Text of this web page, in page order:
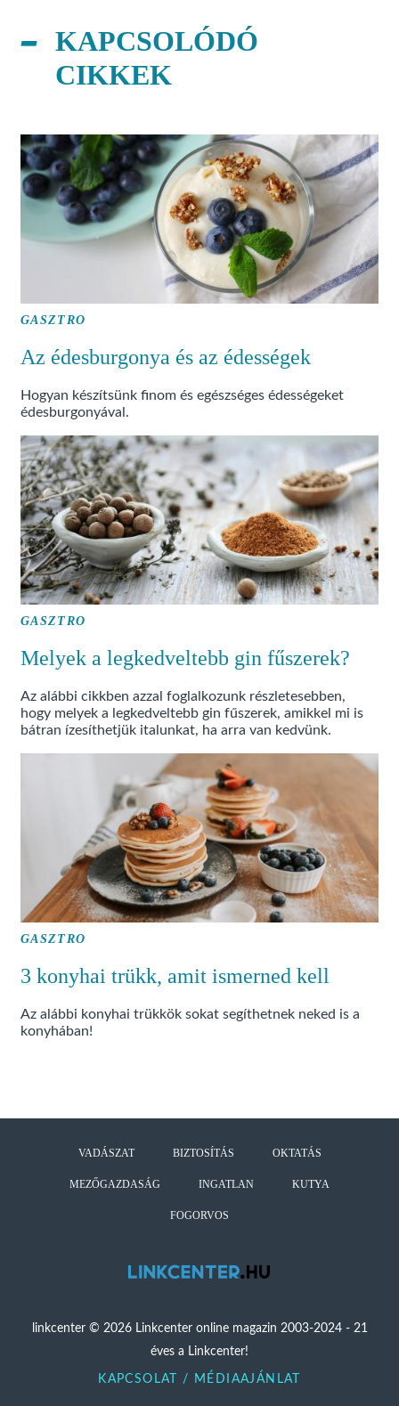
KAPCSOLÓDÓ
CIKKEK
GASZTRO
Az édesburgonya és az édességek
Hogyan készítsünk finom és egészséges édességeket
édesburgonyával.
GASZTRO
Melyek a legkedveltebb gin fűszerek?
Az alábbi cikkben azzal foglalkozunk részletesebben,
hogy melyek a legkedveltebb gin fűszerek, amikkel mi is
bátran ízesíthetjük italunkat, ha arra van kedvünk.
GASZTRO
3 konyhai trükk, amit ismerned kell
Az alábbi konyhai trükkök sokat segíthetnek neked is a
konyhában!
VADÁSZAT BIZTOSÍTÁS OKTATÁS
MEZŐGAZDASÁG INGATLAN KUTYA
FOGORVOS
linkcenter © 2026 Linkcenter online magazin 2003-2024 - 21
éves a Linkcenter!
KAPCSOLAT / MÉDIAAJÁNLAT